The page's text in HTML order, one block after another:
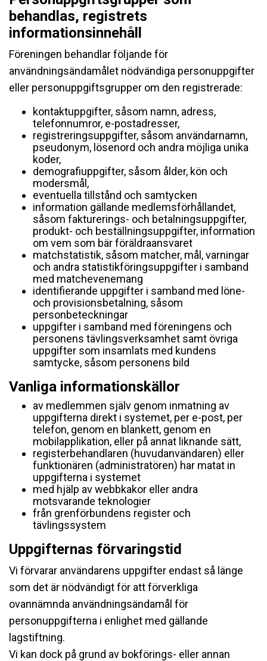
behandlas, registrets
informationsinnehåll
Föreningen behandlar följande för
användningsändamålet nödvändiga personuppgifter
eller personuppgiftsgrupper om den registrerade:
kontaktuppgifter, såsom namn, adress,
telefonnumror, e-postadresser,
registreringsuppgifter, såsom användarnamn,
pseudonym, lösenord och andra möjliga unika
koder,
demografiuppgifter, såsom ålder, kön och
modersmål,
eventuella tillstånd och samtycken
information gällande medlemsförhållandet,
såsom fakturerings- och betalningsuppgifter,
produkt- och beställningsuppgifter, information
om vem som bär föräldraansvaret
matchstatistik, såsom matcher, mål, varningar
och andra statistikföringsuppgifter i samband
med matchevenemang
identifierande uppgifter i samband med löne-
och provisionsbetalning, såsom
personbeteckningar
uppgifter i samband med föreningens och
personens tävlingsverksamhet samt övriga
uppgifter som insamlats med kundens
samtycke, såsom personens bild
Vanliga informationskällor
av medlemmen själv genom inmatning av
uppgifterna direkt i systemet, per e-post, per
telefon, genom en blankett, genom en
mobilapplikation, eller på annat liknande sätt,
registerbehandlaren (huvudanvändaren) eller
funktionären (administratören) har matat in
uppgifterna i systemet
med hjälp av webbkakor eller andra
motsvarande teknologier
från grenförbundens register och
tävlingssystem
Uppgifternas förvaringstid
Vi förvarar användarens uppgifter endast så länge
som det är nödvändigt för att förverkliga
ovannämnda användningsändamål för
personuppgifterna i enlighet med gällande
lagstiftning.
Vi kan dock på grund av bokförings- eller annan